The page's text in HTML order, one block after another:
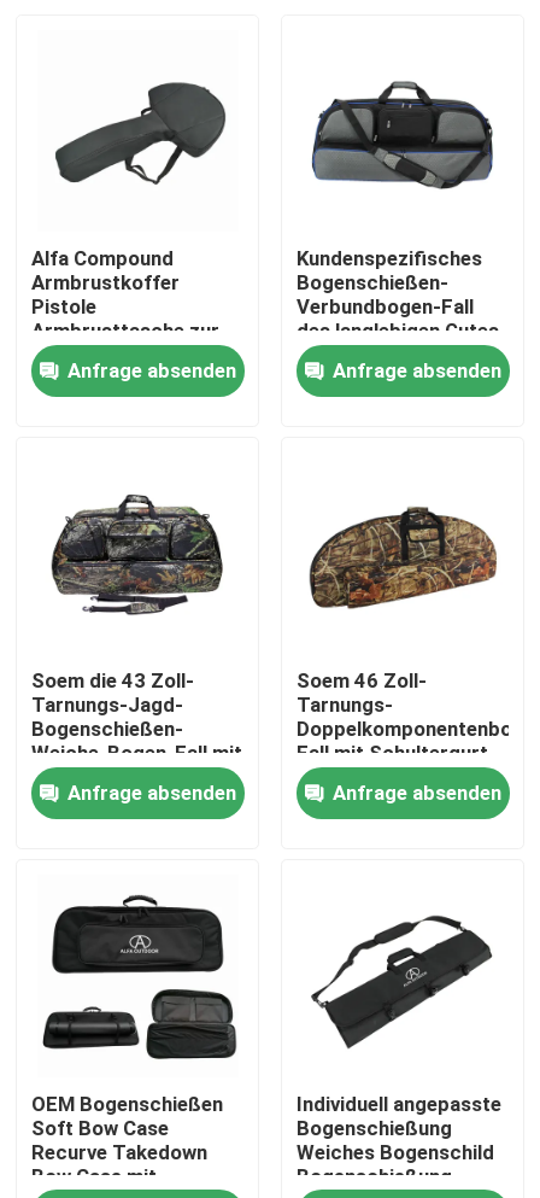
Zu Hause
Produkte
Werksbesichtigung
Qualitätskontrolle
Neuigkeiten
Bitte um ein Angebot
Taktische Gewehr-Tasche
Jagd der Gewehr-Tasche
Alfa Compound
Armbrustkoffer
Pistole
Armbrusttasche zur
Jagd
Anfrage absenden
Kundenspezifisches
Bogenschießen-
Verbundbogen-Fall
des langlebigen Gutes
des Logo-100cm mit
Schultergurt für Jagd
die im Freien
Anfrage absenden
Soem die 43 Zoll-
Tarnungs-Jagd-
Bogenschießen-
Weiche-Bogen-Fall mit
Zusätzen stecken ein
und Schultergurt für
Verbundbögen
Anfrage absenden
Soem 46 Zoll-
Tarnungs-
Fall mit Schultergurt
und Pfeil-Tasche für
die Jagd
Anfrage absenden
OEM Bogenschießen
Soft Bow Case
Recurve Takedown
Bow Case mit
Individuell angepasste
Bogenschießung
Weiches Bogenschild
Bogenschießung